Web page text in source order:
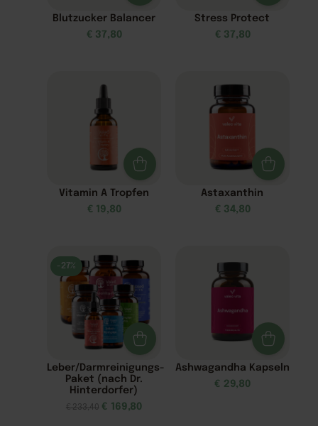
Blutzucker Balancer
€ 37,80
Stress Protect
€ 37,80
Vitamin A Tropfen
€ 19,80
Astaxanthin
€ 34,80
-27%
Leber/Darmreinigungs-
Paket (nach Dr.
Hinterdorfer)
€233,40 € 169,80
Ashwagandha Kapseln
€ 29,80